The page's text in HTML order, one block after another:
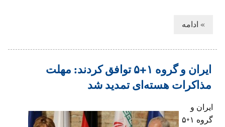
» ادامه
ایران و گروه ۱+۵ توافق کردند: مهلت
مذاکرات هسته‌ای تمدید شد
ایران و
گروه ۱+۵